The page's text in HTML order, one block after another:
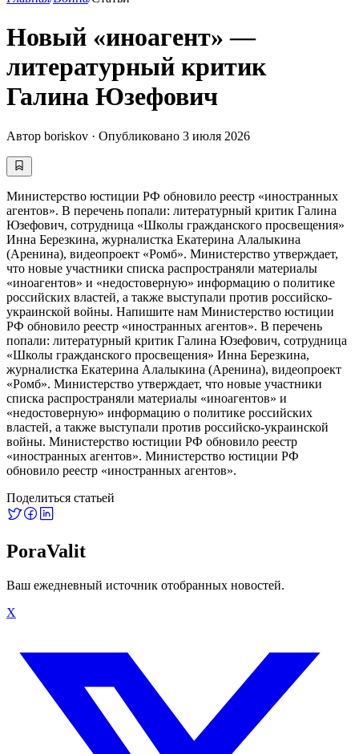
Новый «иноагент» —
литературный критик
Галина Юзефович
Автор boriskov · Опубликовано 3 июля 2026
Министерство юстиции РФ обновило реестр «иностранных
агентов». В перечень попали: литературный критик Галина
Юзефович, сотрудница «Школы гражданского просвещения»
Инна Березкина, журналистка Екатерина Алалыкина
(Аренина), видеопроект «Ромб». Министерство утверждает,
что новые участники списка распространяли материалы
«иноагентов» и «недостоверную» информацию о политике
российских властей, а также выступали против российско-
украинской войны. Напишите нам Министерство юстиции
РФ обновило реестр «иностранных агентов». В перечень
попали: литературный критик Галина Юзефович, сотрудница
«Школы гражданского просвещения» Инна Березкина,
журналистка Екатерина Алалыкина (Аренина), видеопроект
«Ромб». Министерство утверждает, что новые участники
списка распространяли материалы «иноагентов» и
«недостоверную» информацию о политике российских
властей, а также выступали против российско-украинской
войны. Министерство юстиции РФ обновило реестр
«иностранных агентов». Министерство юстиции РФ
обновило реестр «иностранных агентов».
Поделиться статьей
PoraValit
Ваш ежедневный источник отобранных новостей.
X